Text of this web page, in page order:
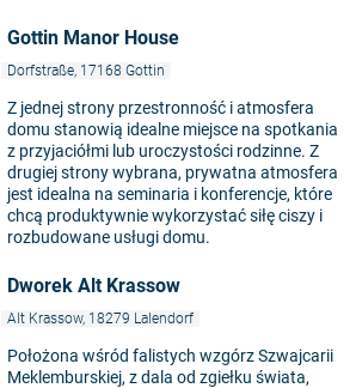
Gottin Manor House
Dorfstraße, 17168 Gottin
Z jednej strony przestronność i atmosfera
domu stanowią idealne miejsce na spotkania
z przyjaciółmi lub uroczystości rodzinne. Z
drugiej strony wybrana, prywatna atmosfera
jest idealna na seminaria i konferencje, które
chcą produktywnie wykorzystać siłę ciszy i
rozbudowane usługi domu.
Dworek Alt Krassow
Alt Krassow, 18279 Lalendorf
Położona wśród falistych wzgórz Szwajcarii
Meklemburskiej, z dala od zgiełku świata,